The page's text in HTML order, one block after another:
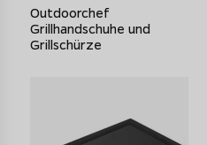
Outdoorchef
Grillhandschuhe und
Grillschürze